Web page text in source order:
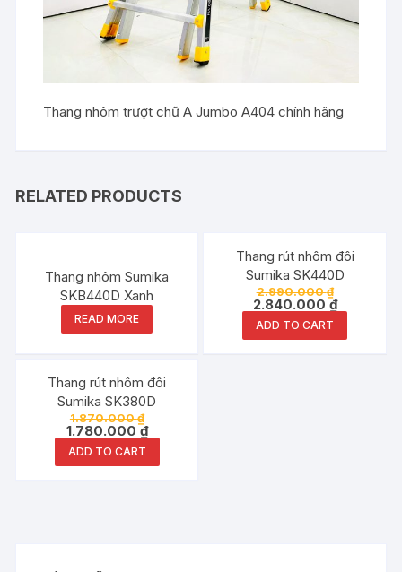
Thang nhôm trượt chữ A Jumbo A404 chính hãng
RELATED PRODUCTS
Thang nhôm Sumika
SKB440D Xanh
READ MORE
Đang ưu đãi!
Thang rút nhôm đôi
Sumika SK440D
2.990.000₫
2.840.000 ₫
ADD TO CART
Đang ưu đãi!
Thang rút nhôm đôi
Sumika SK380D
1.870.000₫
1.780.000 ₫
ADD TO CART